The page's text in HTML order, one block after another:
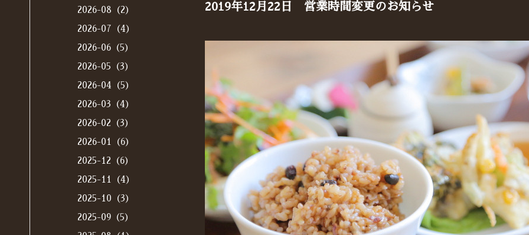
2019年12月22日 営業時間変更のお知らせ
2026-08（2）
2026-07（4）
2026-06（5）
2026-05（3）
2026-04（5）
2026-03（4）
2026-02（3）
2026-01（6）
2025-12（6）
2025-11（4）
2025-10（3）
2025-09（5）